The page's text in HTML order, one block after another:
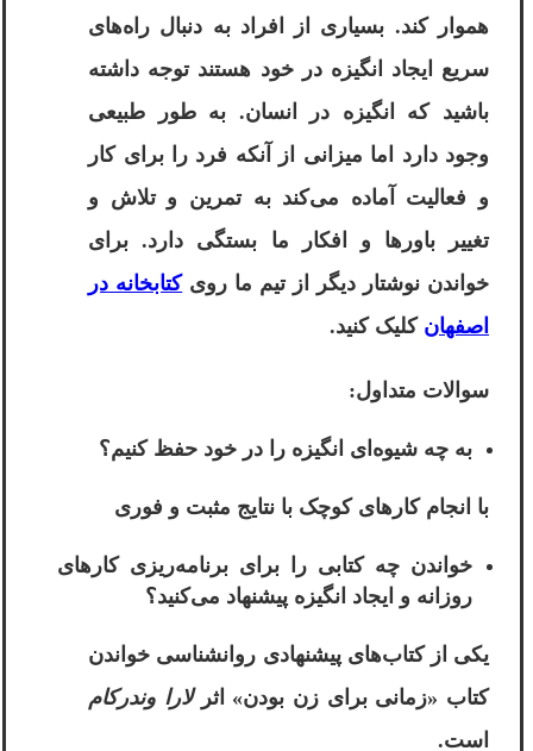
هموار کند. بسیاری از افراد به دنبال راه‌های
سریع ایجاد انگیزه در خود هستند توجه داشته
باشید که انگیزه در انسان. به طور طبیعی
وجود دارد اما میزانی از آنکه فرد را برای کار
و فعالیت آماده می‌کند به تمرین و تلاش و
تغییر باورها و افکار ما بستگی دارد. برای
خواندن نوشتار دیگر از تیم ما رویکتابخانه در
اصفهان کلیک کنید.
سوالات متداول:
به چه شیوه‌ای انگیزه را در خود حفظ کنیم؟
با انجام کارهای کوچک با نتایج مثبت و فوری
خواندن چه کتابی را برای برنامه‌ریزی کارهای
روزانه و ایجاد انگیزه پیشنهاد می‌کنید؟
یکی از کتاب‌های پیشنهادی روانشناسی خواندن
کتاب «زمانی برای زن بودن» اثرلارا وندرکام
است.